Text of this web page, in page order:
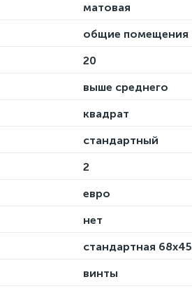
матовая
общие помещения
20
выше среднего
квадрат
стандартный
2
евро
нет
стандартная 68х45
винты